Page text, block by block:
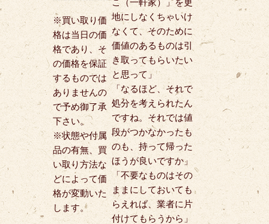
※買い取り価
格は当日の価
格であり、そ
の価格を保証
するものでは
ありませんの
で予め御了承
下さい。
※状態や付属
品の有無、買
い取り方法な
どによって価
格が変動いた
します。
地にしなくちゃいけ
なくて、そのために
価値のあるものは引
き取ってもらいたい
と思って」
「なるほど、それで
処分を考えられたん
ですね。それでは値
段がつかなかったも
のも、持って帰った
ほうが良いですか」
「不要なものはその
ままにしておいても
らえれば、業者に片
付けてもらうから」